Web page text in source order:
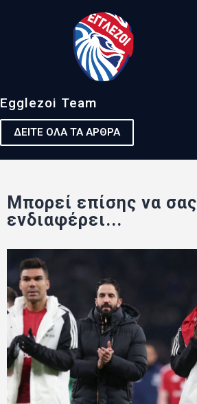
Egglezoi Team
ΔΕΙΤΕ ΟΛΑ ΤΑ ΑΡΘΡΑ
Μπορεί επίσης να σας
ενδιαφέρει...